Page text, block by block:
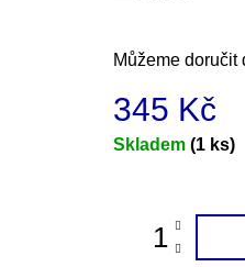
Můžeme doručit
345 Kč
Měrná
Skladem (1 ks)